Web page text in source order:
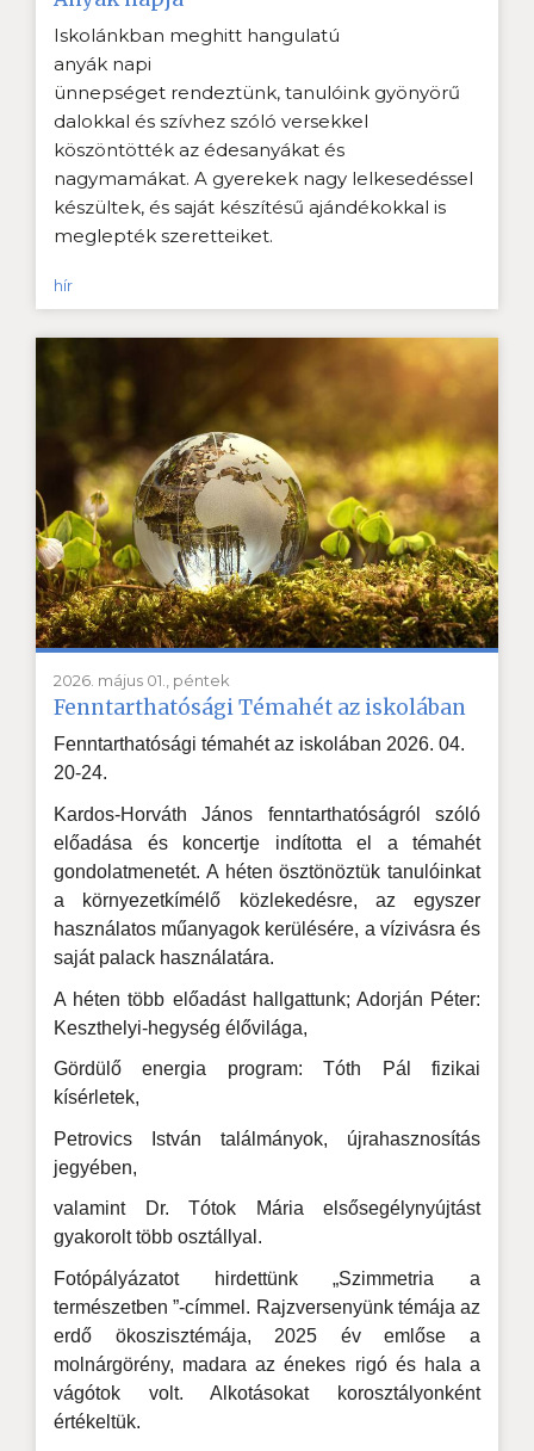
Iskolánkban meghitt hangulatú
anyák napi
ünnepséget rendeztünk, tanulóink gyönyörű
dalokkal és szívhez szóló versekkel
köszöntötték az édesanyákat és
nagymamákat. A gyerekek nagy lelkesedéssel
készültek, és saját készítésű ajándékokkal is
meglepték szeretteiket.
hír
2026. május 01., péntek
Fenntarthatósági Témahét az iskolában
Fenntarthatósági témahét az iskolában 2026. 04.
20-24.
Kardos-Horváth János fenntarthatóságról szóló
előadása és koncertje indította el a témahét
gondolatmenetét. A héten ösztönöztük tanulóinkat
a környezetkímélő közlekedésre, az egyszer
használatos műanyagok kerülésére, a vízivásra és
saját palack használatára.
A héten több előadást hallgattunk; Adorján Péter:
Keszthelyi-hegység élővilága,
Gördülő energia program: Tóth Pál fizikai
kísérletek,
Petrovics István találmányok, újrahasznosítás
jegyében,
valamint Dr. Tótok Mária elsősegélynyújtást
gyakorolt több osztállyal.
Fotópályázatot hirdettünk „Szimmetria a
természetben ”-címmel. Rajzversenyünk témája az
erdő ökoszisztémája, 2025 év emlőse a
molnárgörény, madara az énekes rigó és hala a
vágótok volt. Alkotásokat korosztályonként
értékeltük.